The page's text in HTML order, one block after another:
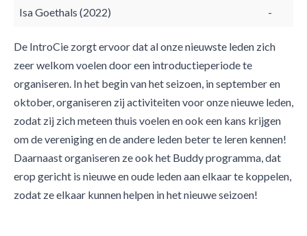
Isa Goethals (2022) -
De IntroCie zorgt ervoor dat al onze nieuwste leden zich
zeer welkom voelen door een introductieperiode te
organiseren. In het begin van het seizoen, in september en
oktober, organiseren zij activiteiten voor onze nieuwe leden,
zodat zij zich meteen thuis voelen en ook een kans krijgen
om de vereniging en de andere leden beter te leren kennen!
Daarnaast organiseren ze ook het Buddy programma, dat
erop gericht is nieuwe en oude leden aan elkaar te koppelen,
zodat ze elkaar kunnen helpen in het nieuwe seizoen!